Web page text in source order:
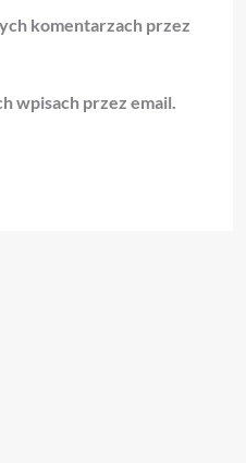
komentarzach przez
wpisach przez email.